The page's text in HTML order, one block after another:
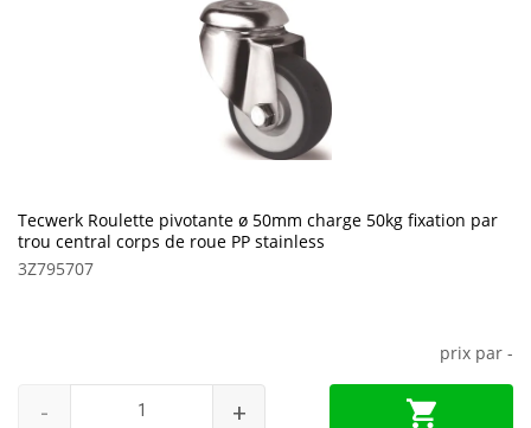
Tecwerk Roulette pivotante ø 50mm charge 50kg fixation par
trou central corps de roue PP stainless
3Z795707
prix par -
- +